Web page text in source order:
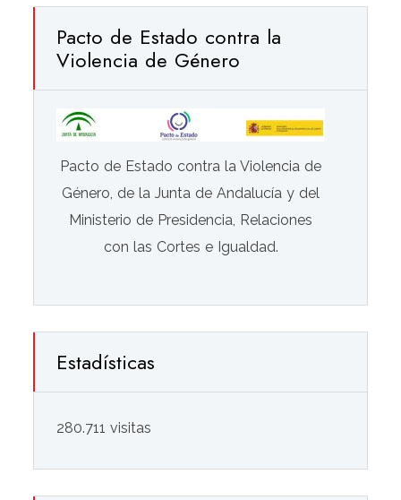
Pacto de Estado contra la
Violencia de Género
Pacto de Estado contra la Violencia de
Género, de la Junta de Andalucía y del
Ministerio de Presidencia, Relaciones
con las Cortes e Igualdad.
Estadísticas
280.711 visitas